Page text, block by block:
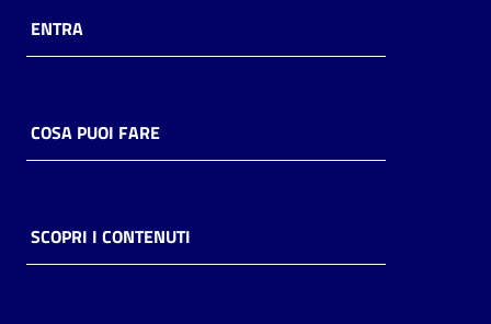
Risorse
online
Casa
Piani
ENTRA
COSA PUOI FARE
SCOPRI I CONTENUTI